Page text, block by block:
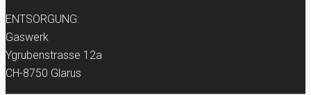
ENTSORGUNG:
Gaswerk
Ygrubenstrasse 12a
CH-8750 Glarus